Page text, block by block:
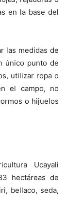
en la base del
las medidas de
único punto de
utilizar ropa o
el campo, no
o hijuelos
Ucayali
hectáreas de
bellaco, seda,